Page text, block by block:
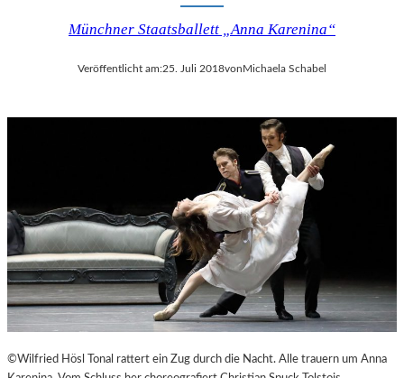
Münchner Staatsballett „Anna Karenina“
Veröffentlicht am:25. Juli 2018vonMichaela Schabel
©Wilfried Hösl Tonal rattert ein Zug durch die Nacht. Alle trauern um Anna